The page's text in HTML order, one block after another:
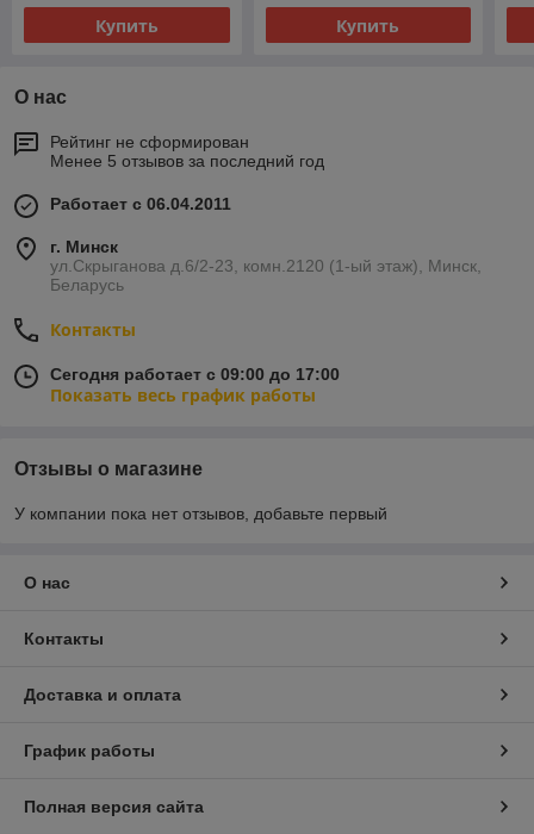
Купить Купить
О нас
Рейтинг не сформирован
Менее 5 отзывов за последний год
Работает с 06.04.2011
г. Минск
ул.Скрыганова д.6/2-23, комн.2120 (1-ый этаж), Минск,
Беларусь
Контакты
Сегодня работает с 09:00 до 17:00
Показать весь график работы
Отзывы о магазине
У компании пока нет отзывов, добавьте первый
О нас
Контакты
Доставка и оплата
График работы
Полная версия сайта